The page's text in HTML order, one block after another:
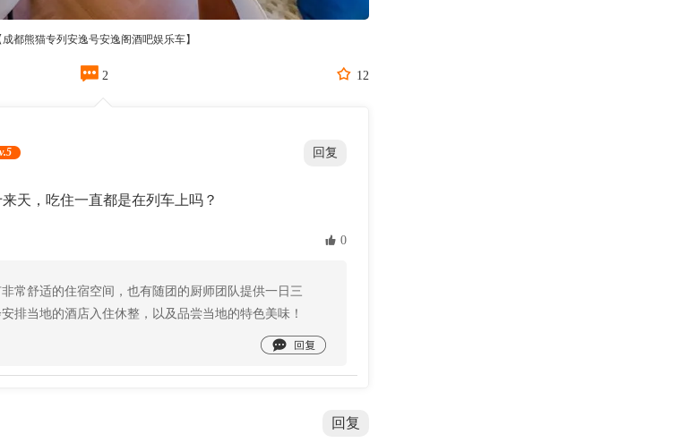
成都熊猫专列安逸号安逸阁酒吧娱乐车】
 2  12
回复
天，吃住一直都是在列车上吗？
 0
常舒适的住宿空间，也有随团的厨师团队提供一日三
排当地的酒店入住休整，以及品尝当地的特色美味！

回复